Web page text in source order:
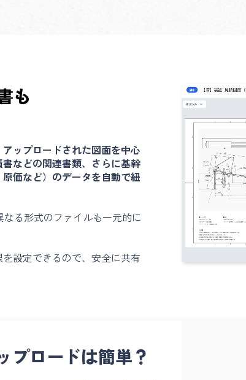
も
アップロードされた図面を中心
などの関連書類、さらに基幹
価など）のデータを自動で紐
なる形式のファイルも一元的に
設定できるので、安全に共有
プロードは簡単？